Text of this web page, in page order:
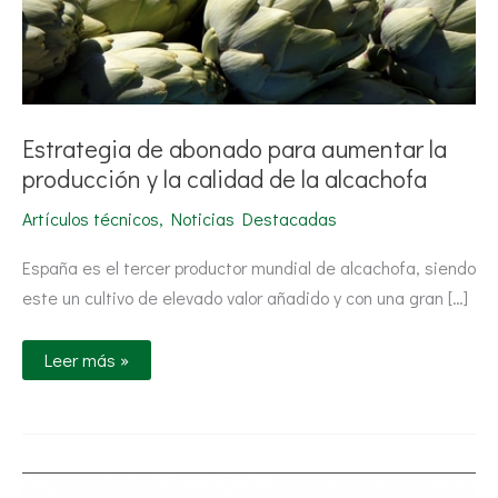
Estrategia de abonado para aumentar la
producción y la calidad de la alcachofa
Artículos técnicos, Noticias Destacadas
España es el tercer productor mundial de alcachofa, siendo
este un cultivo de elevado valor añadido y con una gran […]
la
alcachofa
Leer más »
VI